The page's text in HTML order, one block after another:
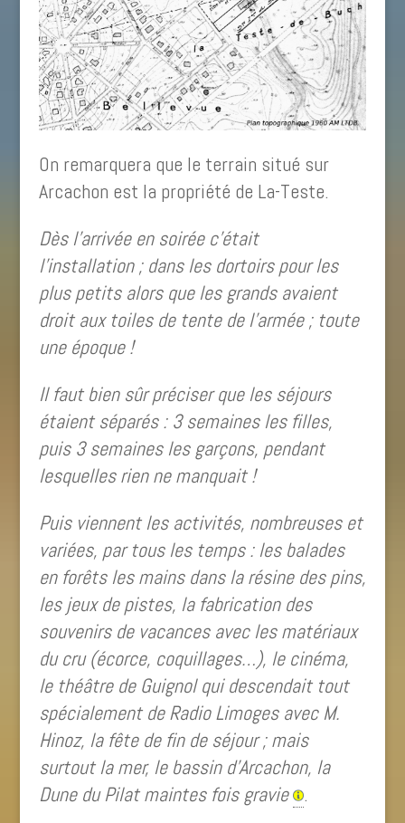
On remarquera que le terrain situé sur
Arcachon est la propriété de La-Teste.
Dès l’arrivée en soirée c’était
l’installation ; dans les dortoirs pour les
plus petits alors que les grands avaient
droit aux toiles de tente de l’armée ; toute
une époque !
Il faut bien sûr préciser que les séjours
étaient séparés : 3 semaines les filles,
puis 3 semaines les garçons, pendant
lesquelles rien ne manquait !
Puis viennent les activités, nombreuses et
variées, par tous les temps : les balades
en forêts les mains dans la résine des pins,
les jeux de pistes, la fabrication des
souvenirs de vacances avec les matériaux
du cru (écorce, coquillages…), le cinéma,
le théâtre de Guignol qui descendait tout
spécialement de Radio Limoges avec M.
Hinoz, la fête de fin de séjour ; mais
surtout la mer, le bassin d’Arcachon, la
Dune du Pilat maintes fois gravie
.